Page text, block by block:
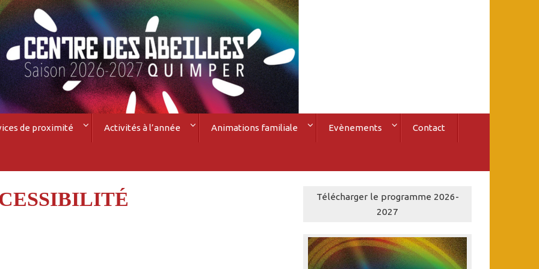
de proximité Activités à l’année Animations familiale Evènements Contact
Télécharger le programme 2026-
2027